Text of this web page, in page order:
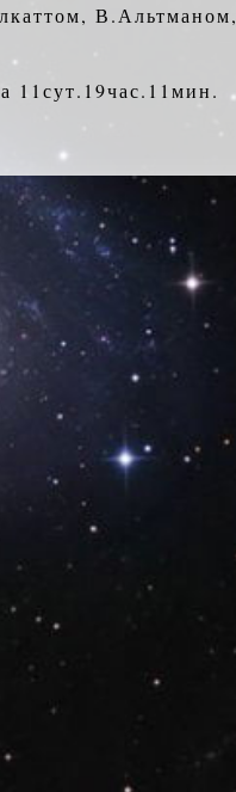
11сут.19час.11мин.